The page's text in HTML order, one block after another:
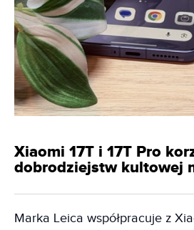
Xiaomi 17T i 17T Pro
dobrodziejstw kultowej
Marka Leica współpracuje z